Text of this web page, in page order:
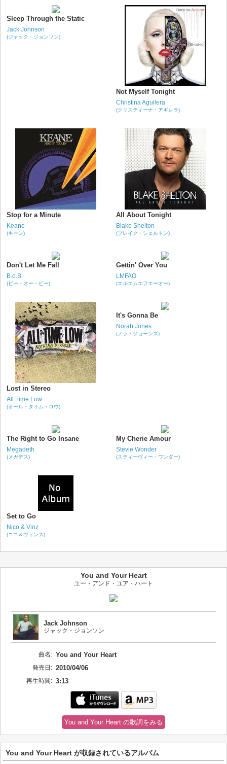
Sleep Through the Static
Jack Johnson
(ジャック・ジョンソン)
Not Myself Tonight
Christina Aguilera
(クリスティーナ・アギレラ)
Stop for a Minute
Keane
(キーン)
All About Tonight
Blake Shelton
(ブレイク・シェルトン)
Don't Let Me Fall
B.o.B
(ビー・オー・ビー)
Gettin' Over You
LMFAO
(エルエムエフエーオー)
Lost in Stereo
All Time Low
(オール・タイム・ロウ)
It's Gonna Be
Norah Jones
(ノラ・ジョーンズ)
The Right to Go Insane
Megadeth
(メガデス)
My Cherie Amour
Stevie Wonder
(スティーヴィー・ワンダー)
Set to Go
Nico & Vinz
(ニコ＆ヴィンス)
You and Your Heart
ユー・アンド・ユア・ハート
Jack Johnson
ジャック・ジョンソン
曲名: You and Your Heart
発売日: 2010/04/06
再生時間: 3:13
You and Your Heart の歌詞をみる
You and Your Heart が収録されているアルバム